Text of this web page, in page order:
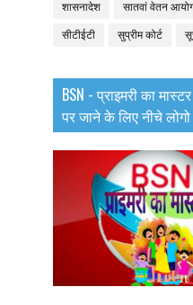
शासनादेश सातवां वेतन
सीटीईटी सुप्रीम कोर्ट
BSN - प्राइमरी का
पर जाने के लिए नीचे